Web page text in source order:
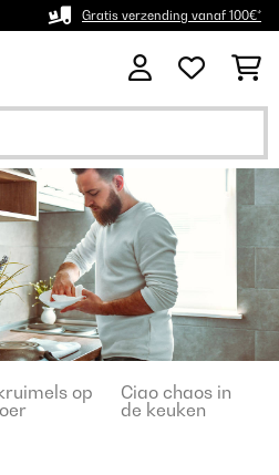
Gratis verzending vanaf 100€*
op
Ciao chaos in
de keuken​